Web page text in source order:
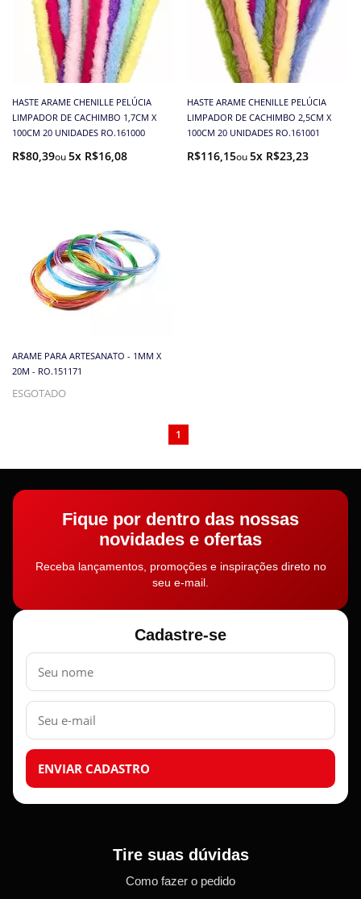
HASTE ARAME CHENILLE PELÚCIA
LIMPADOR DE CACHIMBO 1,7CM X
100CM 20 UNIDADES RO.161000
R$80,39 5x R$16,08
HASTE ARAME CHENILLE PELÚCIA
LIMPADOR DE CACHIMBO 2,5CM X
100CM 20 UNIDADES RO.161001
R$116,15 5x R$23,23
ARAME PARA ARTESANATO - 1MM X
20M - RO.151171
ESGOTADO
1
Fique por dentro das nossas
novidades e ofertas
Receba lançamentos, promoções e inspirações direto no
seu e-mail.
Cadastre-se
Nome
E-
mail
ENVIAR CADASTRO
Tire suas dúvidas
Como fazer o pedido